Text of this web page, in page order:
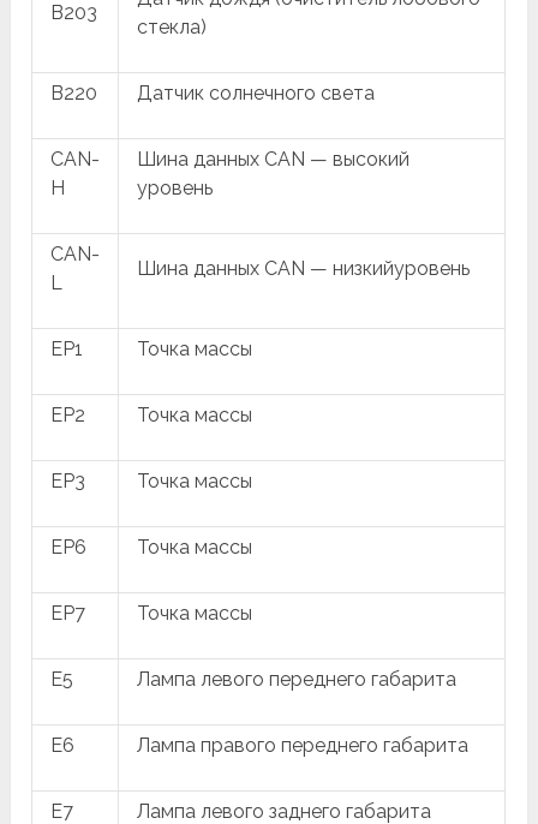
B203
стекла)
B220 Датчик солнечного света
CAN-
H
Шина данных CAN — высокий
уровень
CAN-
L
Шина данных CAN — низкийуровень
EP1 Точка массы
EP2 Точка массы
EP3 Точка массы
EP6 Точка массы
EP7 Точка массы
E5 Лампа левого переднего габарита
E6 Лампа правого переднего габарита
E7 Лампа левого заднего габарита